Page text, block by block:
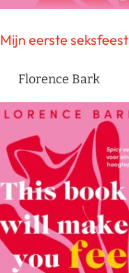
Mijn eerste seksfeest
Florence Bark